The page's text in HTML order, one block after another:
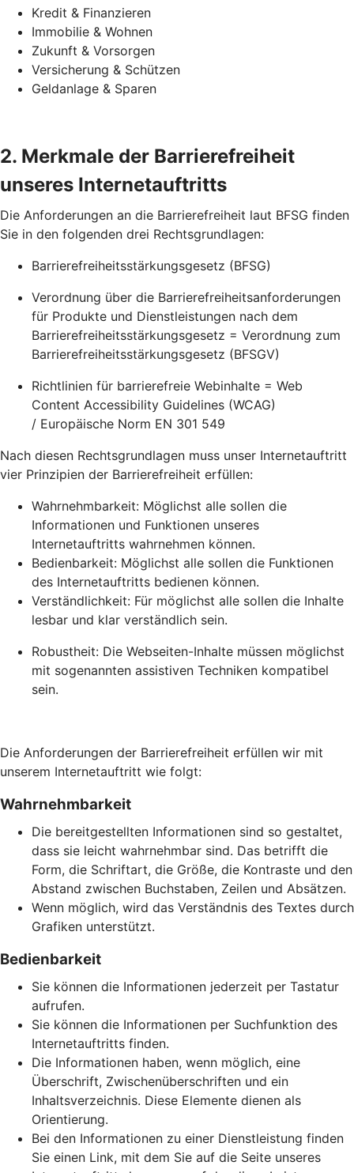
Kredit & Finanzieren
Immobilie & Wohnen
Zukunft & Vorsorgen
Versicherung & Schützen
Geldanlage & Sparen
2. Merkmale der Barrierefreiheit
unseres Internetauftritts
Die Anforderungen an die Barrierefreiheit laut BFSG finden
Sie in den folgenden drei Rechtsgrundlagen:
Barrierefreiheitsstärkungsgesetz (BFSG)
Verordnung über die Barrierefreiheitsanforderungen
für Produkte und Dienstleistungen nach dem
Barrierefreiheitsstärkungsgesetz = Verordnung zum
Barrierefreiheitsstärkungsgesetz (BFSGV)
Richtlinien für barrierefreie Webinhalte = Web
Content Accessibility Guidelines (WCAG)
/ Europäische Norm EN 301 549
Nach diesen Rechtsgrundlagen muss unser Internetauftritt
vier Prinzipien der Barrierefreiheit erfüllen:
Wahrnehmbarkeit: Möglichst alle sollen die
Informationen und Funktionen unseres
Internetauftritts wahrnehmen können.
Bedienbarkeit: Möglichst alle sollen die Funktionen
des Internetauftritts bedienen können.
Verständlichkeit: Für möglichst alle sollen die Inhalte
lesbar und klar verständlich sein.
Robustheit: Die Webseiten-Inhalte müssen möglichst
mit sogenannten assistiven Techniken kompatibel
sein.
Die Anforderungen der Barrierefreiheit erfüllen wir mit
unserem Internetauftritt wie folgt:
Wahrnehmbarkeit
Die bereitgestellten Informationen sind so gestaltet,
dass sie leicht wahrnehmbar sind. Das betrifft die
Form, die Schriftart, die Größe, die Kontraste und den
Abstand zwischen Buchstaben, Zeilen und Absätzen.
Wenn möglich, wird das Verständnis des Textes durch
Grafiken unterstützt.
Bedienbarkeit
Sie können die Informationen jederzeit per Tastatur
aufrufen.
Sie können die Informationen per Suchfunktion des
Internetauftritts finden.
Die Informationen haben, wenn möglich, eine
Überschrift, Zwischenüberschriften und ein
Inhaltsverzeichnis. Diese Elemente dienen als
Orientierung.
Bei den Informationen zu einer Dienstleistung finden
Sie einen Link, mit dem Sie auf die Seite unseres